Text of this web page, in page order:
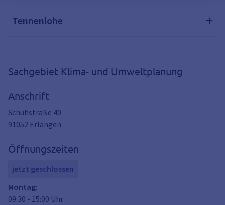
Tennenlohe
Sachgebiet Klima- und Umweltplanung
Anschrift
Schuhstraße 40
91052 Erlangen
Öffnungszeiten
jetzt geschlossen
Montag:
09:30 - 15:00 Uhr